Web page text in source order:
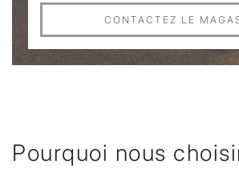
CONTACTEZ LE
Pourquoi nous